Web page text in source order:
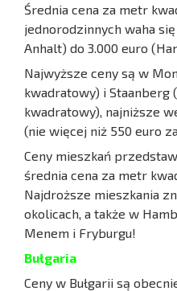
Średnia cena za metr
jednorodzinnych waha
Anhalt) do 3.000 euro
Najwyższe ceny są w
kwadratowy) i Staanberg
kwadratowy), najniższe
(nie więcej niż 550 euro
Ceny mieszkań
średnia cena za metr
Najdroższe mieszkania
okolicach, a także w
Menem i Fryburgu!
Bułgaria
Ceny w Bułgarii są